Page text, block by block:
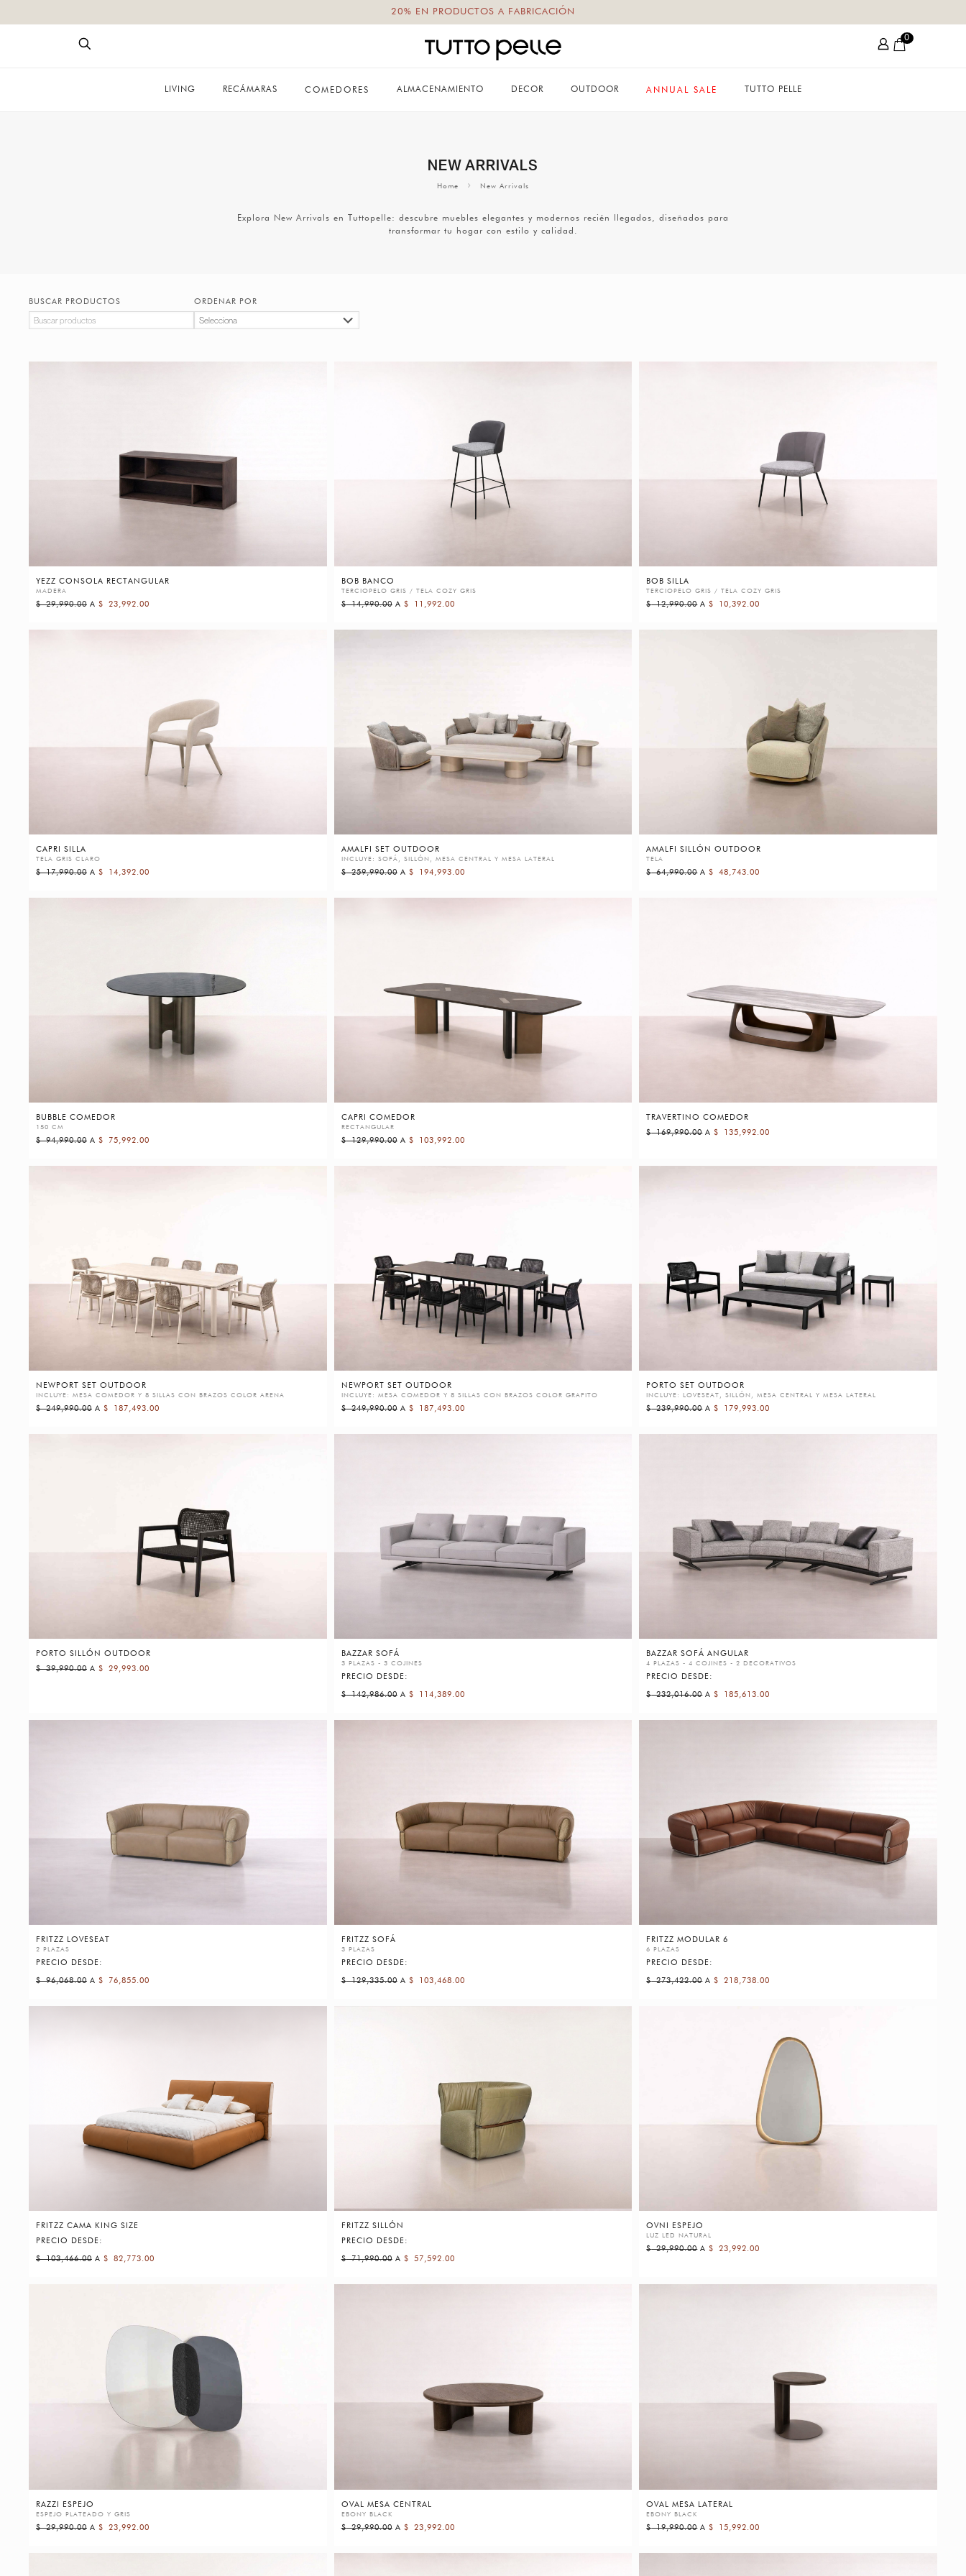
20% EN PRODUCTOS A FABRICACIÓN
0
LIVING RECÁMARAS COMEDORES ALMACENAMIENTO DECOR OUTDOOR ANNUAL SALE TUTTO PELLE
NEW ARRIVALS
Home New Arrivals
Explora New Arrivals en Tuttopelle: descubre muebles elegantes y modernos recién llegados, diseñados para
transformar tu hogar con estilo y calidad.
BUSCAR PRODUCTOS ORDENAR POR
YEZZ CONSOLA RECTANGULAR
MADERA
$29,990.00 A $ 23,992.00
BOB BANCO
TERCIOPELO GRIS / TELA COZY GRIS
$14,990.00A $ 11,992.00
BOB SILLA
TERCIOPELO GRIS / TELA COZY GRIS
$12,990.00A$ 10,392.00
CAPRI SILLA
TELA GRIS CLARO
$17,990.00 A $ 14,392.00
AMALFI SET OUTDOOR
INCLUYE: SOFÁ, SILLÓN, MESA CENTRAL Y MESA LATERAL
$259,990.00A $ 194,993.00
AMALFI SILLÓN OUTDOOR
TELA
$64,990.00A$ 48,743.00
BUBBLE COMEDOR
150 CM
$94,990.00 A $ 75,992.00
CAPRI COMEDOR
RECTANGULAR
$129,990.00A $ 103,992.00
TRAVERTINO COMEDOR
$169,990.00A$ 135,992.00
NEWPORT SET OUTDOOR
INCLUYE: MESA COMEDOR Y 8 SILLAS CON BRAZOS COLOR ARENA
$249,990.00 A $ 187,493.00
NEWPORT SET OUTDOOR
INCLUYE: MESA COMEDOR Y 8 SILLAS CON BRAZOS COLOR GRAFITO
$249,990.00A $ 187,493.00
PORTO SET OUTDOOR
INCLUYE: LOVESEAT, SILLÓN, MESA CENTRAL Y MESA LATERAL
$239,990.00A$ 179,993.00
PORTO SILLÓN OUTDOOR
$39,990.00 A $ 29,993.00
BAZZAR SOFÁ
3 PLAZAS - 3 COJINES
PRECIO DESDE:
$142,986.00A $ 114,389.00
BAZZAR SOFÁ ANGULAR
4 PLAZAS - 4 COJINES - 2 DECORATIVOS
PRECIO DESDE:
$232,016.00A$ 185,613.00
FRITZZ LOVESEAT
2 PLAZAS
PRECIO DESDE:
$96,068.00 A $ 76,855.00
FRITZZ SOFÁ
3 PLAZAS
PRECIO DESDE:
$129,335.00A $ 103,468.00
FRITZZ MODULAR 6
6 PLAZAS
PRECIO DESDE:
$273,422.00A$ 218,738.00
FRITZZ CAMA KING SIZE
PRECIO DESDE:
$103,466.00 A $ 82,773.00
FRITZZ SILLÓN
PRECIO DESDE:
$71,990.00A $ 57,592.00
OVNI ESPEJO
LUZ LED NATURAL
$29,990.00A$ 23,992.00
RAZZI ESPEJO
ESPEJO PLATEADO Y GRIS
$29,990.00 A $ 23,992.00
OVAL MESA CENTRAL
EBONY BLACK
$29,990.00A $ 23,992.00
OVAL MESA LATERAL
EBONY BLACK
$19,990.00A$ 15,992.00